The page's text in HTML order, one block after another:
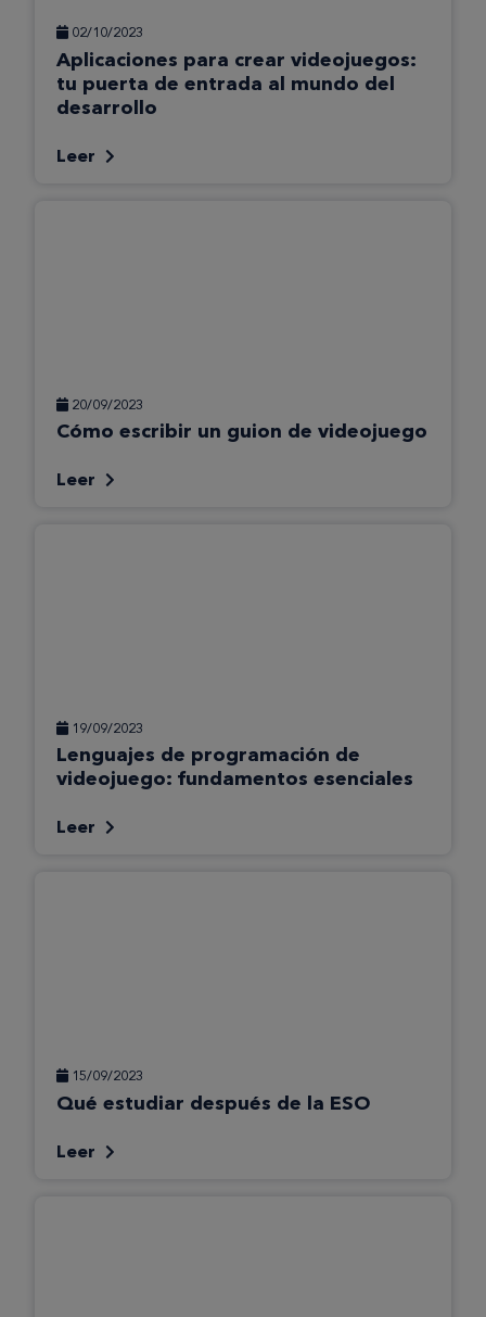
02/10/2023
Aplicaciones para crear videojuegos:
tu puerta de entrada al mundo del
desarrollo
Leer
20/09/2023
Cómo escribir un guion de videojuego
Leer
19/09/2023
Lenguajes de programación de
videojuego: fundamentos esenciales
Leer
15/09/2023
Qué estudiar después de la ESO
Leer